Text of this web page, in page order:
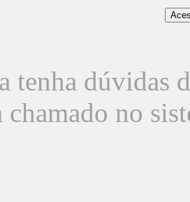
tenha dúvidas
chamado no